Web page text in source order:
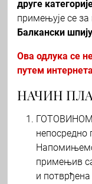
друге
примењује се за
Балкански
Ова одлука се
путем
НАЧИН
ГОТОВИНОМ,
непосредно
примењив
и